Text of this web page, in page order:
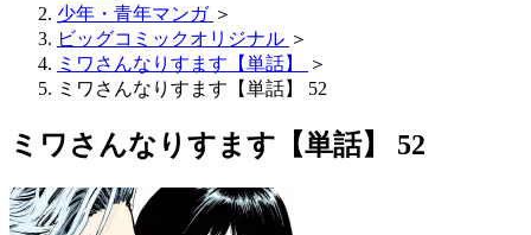
少年・青年マンガ ＞
ビッグコミックオリジナル ＞
ミワさんなりすます【単話】
＞
ミワさんなりすます【単話】 52
ミワさんなりすます【単話】 52